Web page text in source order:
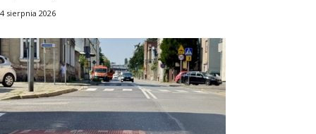
4 sierpnia 2026